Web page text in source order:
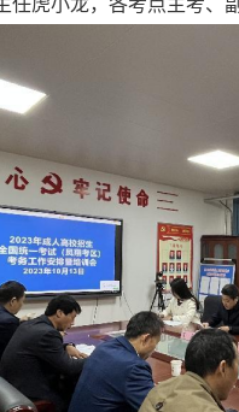
虎小龙，各考点主考、